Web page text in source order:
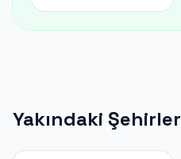
Yakındaki Şehirler